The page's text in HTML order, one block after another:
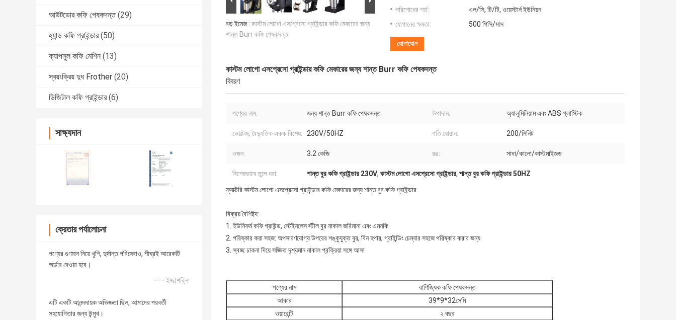
আউটডোর কফি পেষকদন্ত (29)
হ্যান্ড কফি গ্রাইন্ডার (50)
ক্যাপসুল কফি মেশিন (13)
স্বয়ংক্রিয় দুধ Frother (20)
ডিজিটাল কফি গ্রাইন্ডার (6)
সাক্ষ্যদান
ক্রেতার পর্যালোচনা
পণ্যের গুণমান নিয়ে খুশি, দুর্দান্ত পরিষেবাও, শীঘ্রই আরেকটি
অর্ডার দেওয়া হবে।
—— ইচ্ছাশক্তি
এটি একটি আনন্দদায়ক অভিজ্ঞতা ছিল, আমাদের পরবর্তী
সহযোগিতার জন্য উন্মুখ।
বড় ইমেজ : কাস্টম লোগো এসপ্রেসো গ্রাইন্ডার কফি মেকারের জন্য
শান্ত Burr কফি পেষকদন্ত
পরিশোধের শর্ত:
এল/সি, টি/টি, ওয়েস্টার্ন ইউনিয়ন
যোগানের ক্ষমতা:
500 পিসি/মাস
যোগাযোগ
কাস্টম লোগো এসপ্রেসো গ্রাইন্ডার কফি মেকারের জন্য শান্ত Burr কফি পেষকদন্ত
বিবরণ
পণ্যের নাম: জন্য শান্ত Burr কফি পেষকদন্ত উপাদান: অ্যালুমিনিয়াম এবং ABS প্লাস্টিক
ভোল্টেজ, বৈদ্যুতিক একক বিশেষ: 230V/50HZ গতি ঘোরান: 200/মিনিট
ওজন: 3.2 কেজি রঙ: সাদা/কালো/কাস্টমাইজড
বিশেষভাবে তুলে ধরা: শান্ত বুর কফি গ্রাইন্ডার 230V, কাস্টম লোগো এসপ্রেসো গ্রাইন্ডার, শান্ত বুর কফি গ্রাইন্ডার 50HZ
ফ্যাক্টরি কাস্টম লোগো এসপ্রেসো গ্রাইন্ডার কফি মেকারের জন্য শান্ত বুর কফি গ্রাইন্ডার
বিক্রয় বৈশিষ্ট্য:
1. ইউনিফর্ম কফি গ্রাউন্ড, স্টেইনলেস স্টীল বুর নাকাল জরিমানা এবং এমনকি
2. পরিষ্কার করা সহজ: অপসারণযোগ্য উপরের শঙ্কুযুক্ত বুর, বিন হপার, গ্রাইন্ডিং চেম্বার সহজে পরিষ্কার করার জন্য
3. স্বচ্ছ ঢাকনা দিয়ে সজ্জিত দৃশ্যমান নাকাল প্রক্রিয়া সঙ্গে আসা
পণ্যের নাম
বাণিজ্যিক কফি পেষকদন্ত
আকার
39*9*32সেমি
ওয়ারেন্টি
২ বছর